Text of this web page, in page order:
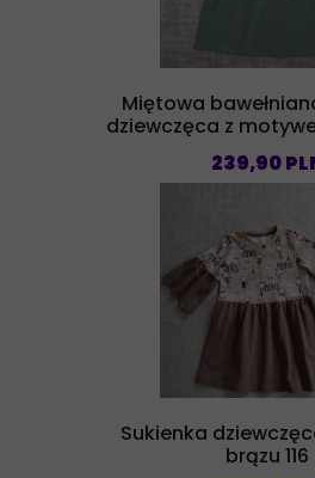
Miętowa
dziewczęca z
239,90
Sukienka
brązu 116